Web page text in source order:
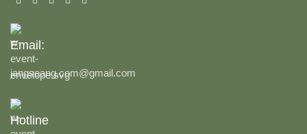
Email:
jangseang.com@gmail.com
Hotline